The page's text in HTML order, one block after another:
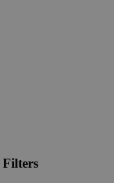
Filters